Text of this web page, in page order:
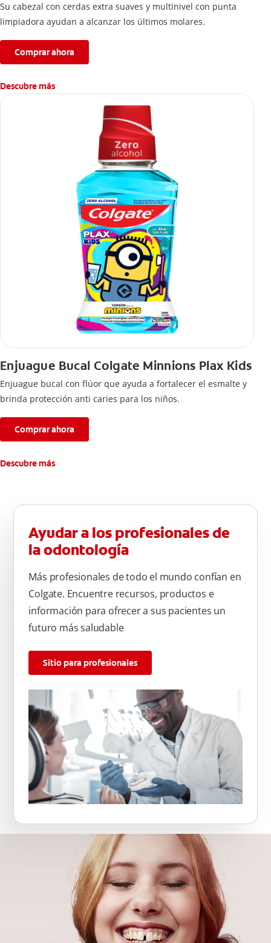
Su cabezal con cerdas extra suaves y multinivel con punta
limpiadora ayudan a alcanzar los últimos molares.
Comprar ahora
Descubre más
Enjuague Bucal Colgate Minnions Plax Kids
Enjuague bucal con flúor que ayuda a fortalecer el esmalte y
brinda protección anti caries para los niños.
Comprar ahora
Descubre más
Ayudar a los profesionales de
la odontología
Más profesionales de todo el mundo confían en
Colgate. Encuentre recursos, productos e
información para ofrecer a sus pacientes un
futuro más saludable
Sitio para profesionales